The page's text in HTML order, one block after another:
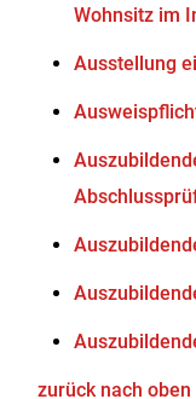
Wohnsitz im
Ausstellung
zurück nach oben